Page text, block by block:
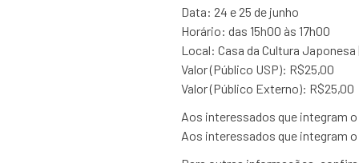
Data: 24 e 25 de junho
Horário: das 15h00 às 17h00
Local: Casa da Cultura Japonesa
Valor (Público USP): R$25,00
Valor (Público Externo): R$25,00
Aos interessados que integram
Aos interessados que integram